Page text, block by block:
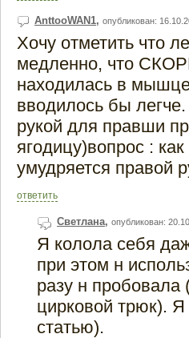
AnttooWAN1, опубликован:
Хочу отметить что
медленно, что
находилась в
вводилось бы
рукой для правши
ягодицу)вопрос :
умудряется правой
ответить
Светлана, опубликован:
Я колола себя
при этом н
разу н
цирковой трюк).
статью).